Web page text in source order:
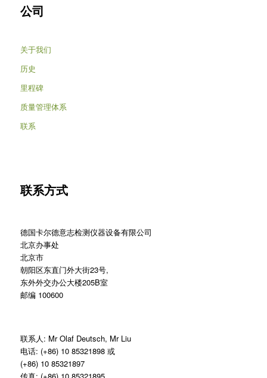
公司
关于我们
历史
里程碑
质量管理体系
联系
联系方式
德国卡尔德意志检测仪器设备有限公司
北京办事处
北京市
朝阳区东直门外大街23号,
东外外交办公大楼205B室
邮编 100600
联系人: Mr Olaf Deutsch, Mr Liu
电话: (+86) 10 85321898 或
(+86) 10 85321897